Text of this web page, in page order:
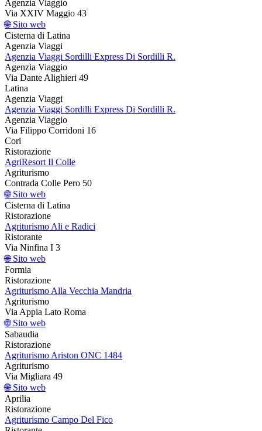
Agenzia Viaggio
Via XXIV Maggio 43
🌐 Sito web
Cisterna di Latina
Agenzia Viaggi
Agenzia Viaggi Sordilli Express Di Sordilli R.
Agenzia Viaggio
Via Dante Alighieri 49
Latina
Agenzia Viaggi
Agenzia Viaggi Sordilli Express Di Sordilli R.
Agenzia Viaggio
Via Filippo Corridoni 16
Cori
Ristorazione
AgriResort Il Colle
Agriturismo
Contrada Colle Pero 50
🌐 Sito web
Cisterna di Latina
Ristorazione
Agriturismo Ali e Radici
Ristorante
Via Ninfina I 3
🌐 Sito web
Formia
Ristorazione
Agriturismo Alla Vecchia Mandria
Agriturismo
Via Appia Lato Roma
🌐 Sito web
Sabaudia
Ristorazione
Agriturismo Ariston ONC 1484
Agriturismo
Via Migliara 49
🌐 Sito web
Aprilia
Ristorazione
Agriturismo Campo Del Fico